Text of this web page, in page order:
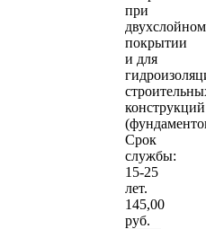
при
двухслойном
покрытии
и для
конструкций
Срок
службы:
15-25
лет.
145,00
руб.